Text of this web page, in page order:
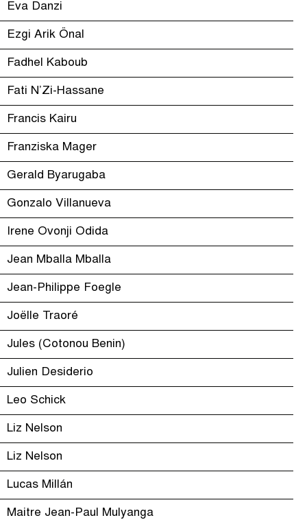
Eva Danzi
Ezgi Arik Önal
Fadhel Kaboub
Fati N’Zi-Hassane
Francis Kairu
Franziska Mager
Gerald Byarugaba
Gonzalo Villanueva
Irene Ovonji Odida
Jean Mballa Mballa
Jean-Philippe Foegle
Joëlle Traoré
Jules (Cotonou Benin)
Julien Desiderio
Leo Schick
Liz Nelson
Liz Nelson
Lucas Millán
Maitre Jean-Paul Mulyanga